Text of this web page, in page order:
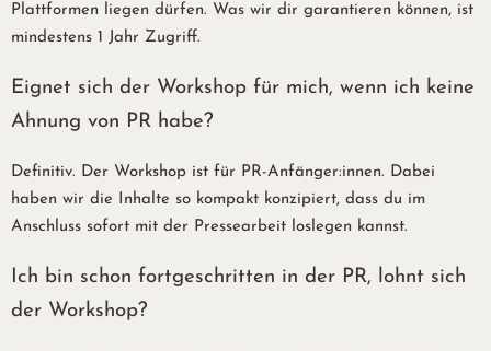
Plattformen liegen dürfen. Was wir dir garantieren können, ist
mindestens 1 Jahr Zugriff.
Eignet sich der Workshop für mich, wenn ich keine
Ahnung von PR habe?
Definitiv. Der Workshop ist für PR-Anfänger:innen. Dabei
haben wir die Inhalte so kompakt konzipiert, dass du im
Anschluss sofort mit der Pressearbeit loslegen kannst.
Ich bin schon fortgeschritten in der PR, lohnt sich
der Workshop?